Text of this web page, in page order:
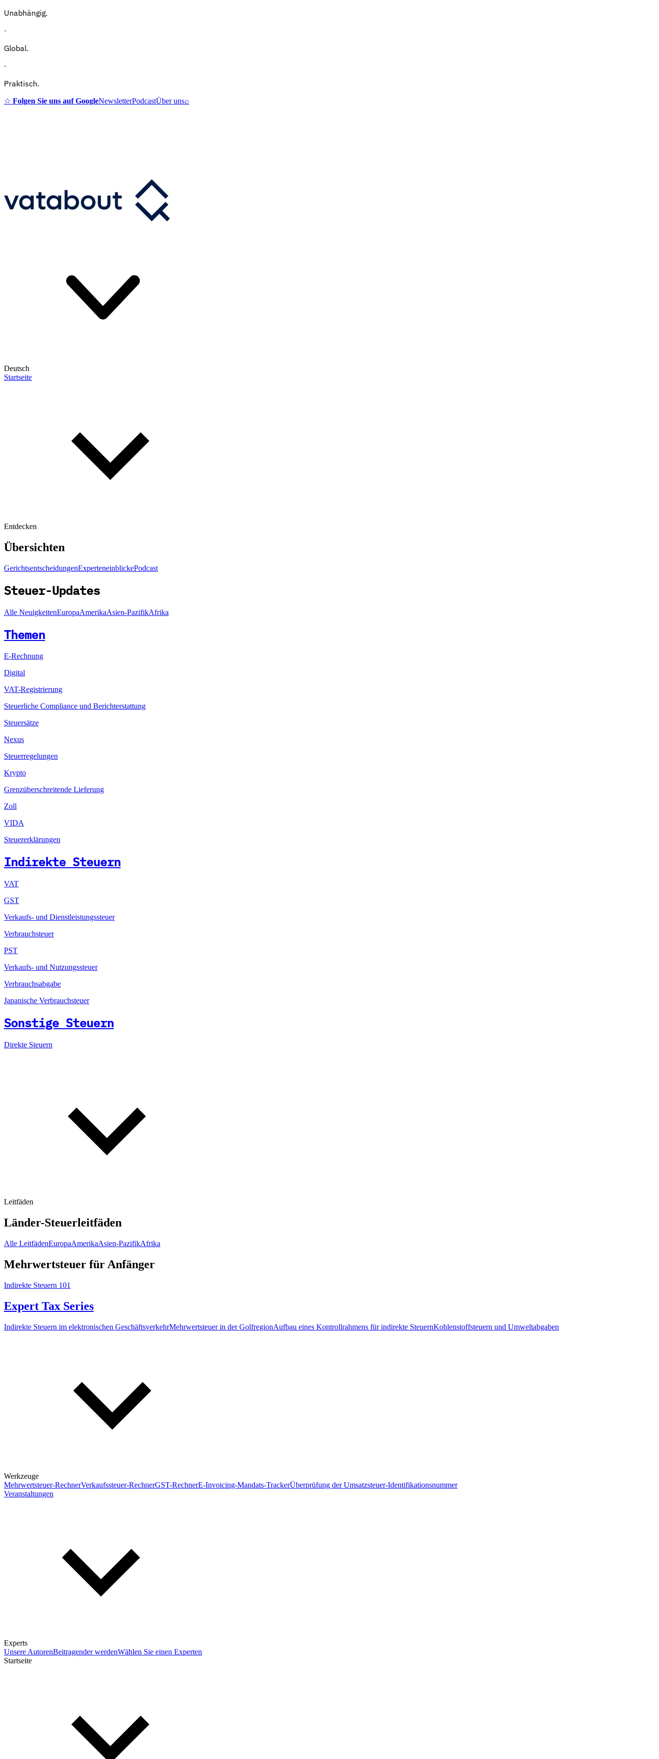
Unabhängig.
·
Global.
·
Praktisch.
☆ Folgen Sie uns auf GoogleNewsletterPodcastÜber uns⌕
Deutsch
Startseite
Entdecken
Übersichten
GerichtsentscheidungenExperteneinblickePodcast
Steuer-Updates
Alle NeuigkeitenEuropaAmerikaAsien-PazifikAfrika
Themen
E-Rechnung
Digital
VAT-Registrierung
Steuerliche Compliance und Berichterstattung
Steuersätze
Nexus
Steuerregelungen
Krypto
Grenzüberschreitende Lieferung
Zoll
VIDA
Steuererklärungen
Indirekte Steuern
VAT
GST
Verkaufs- und Dienstleistungssteuer
Verbrauchsteuer
PST
Verkaufs- und Nutzungssteuer
Verbrauchsabgabe
Japanische Verbrauchsteuer
Sonstige Steuern
Direkte Steuern
Leitfäden
Länder-Steuerleitfäden
Alle LeitfädenEuropaAmerikaAsien-PazifikAfrika
Mehrwertsteuer für Anfänger
Indirekte Steuern 101
Expert Tax Series
Indirekte Steuern im elektronischen GeschäftsverkehrMehrwertsteuer in der GolfregionAufbau eines Kontrollrahmens für indirekte SteuernKohlenstoffsteuern und Umweltabgaben
Werkzeuge
Mehrwertsteuer-RechnerVerkaufssteuer-RechnerGST-RechnerE-Invoicing-Mandats-TrackerÜberprüfung der Umsatzsteuer-Identifikationsnummer
Veranstaltungen
Experts
Unsere AutorenBeitragender werdenWählen Sie einen Experten
Startseite